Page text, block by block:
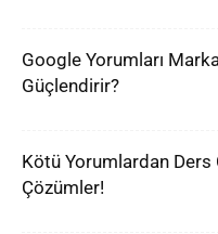
Google Yorumları
Güçlendirir?
Kötü Yorumlardan Ders
Çözümler!